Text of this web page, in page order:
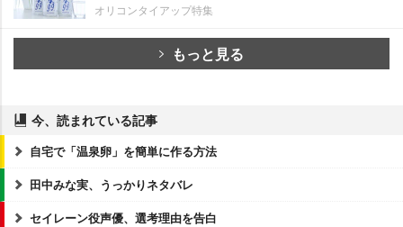
オリコンタイアップ特集
もっと見る
今、読まれている記事
自宅で「温泉卵」を簡単に作る方法
田中みな実、うっかりネタバレ
セイレーン役声優、選考理由を告白